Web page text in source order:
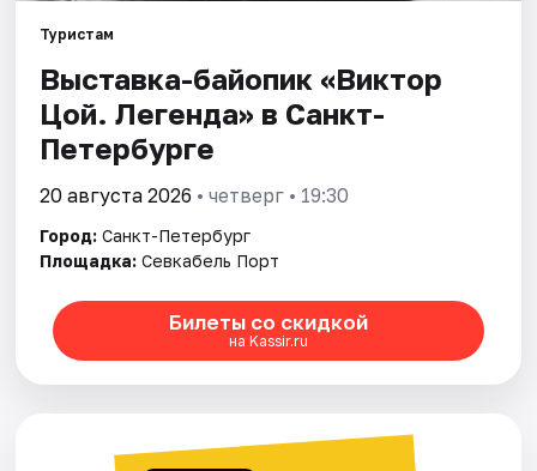
Туристам
Выставка-байопик «Виктор
Цой. Легенда» в Санкт-
Петербурге
20 августа 2026 • четверг • 19:30
Город: Санкт-Петербург
Площадка: Севкабель Порт
Билеты со скидкой
на Kassir.ru